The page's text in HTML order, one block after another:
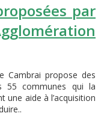
par
Cambrai propose des
55 communes qui la
aide à l’acquisition